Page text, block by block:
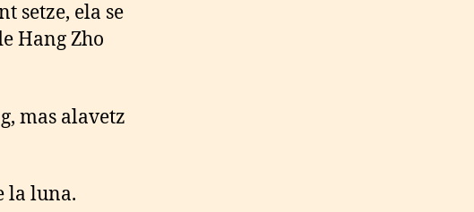
setze, ela se
Hang Zho
mas alavetz
la luna.